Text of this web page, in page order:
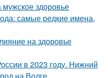
мужское здоровье
самые редкие имена,
на здоровье
в 2023 году. Нижний